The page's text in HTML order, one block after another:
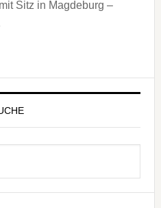
Sitz in Magdeburg –